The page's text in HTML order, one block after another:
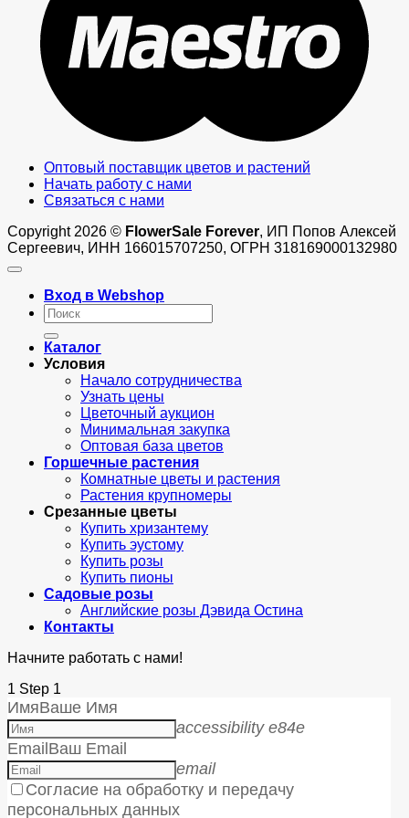
Оптовый поставщик цветов и растений
Начать работу с нами
Связаться с нами
Copyright 2026 © FlowerSale Forever, ИП Попов Алексей
Сергеевич, ИНН 166015707250, ОГРН 318169000132980
Вход в Webshop
Искать:
Каталог
Условия
Начало сотрудничества
Узнать цены
Цветочный аукцион
Минимальная закупка
Оптовая база цветов
Горшечные растения
Комнатные цветы и растения
Растения крупномеры
Срезанные цветы
Купить хризантему
Купить эустому
Купить розы
Купить пионы
Садовые розы
Английские розы Дэвида Остина
Контакты
Начните работать с нами!
1 Step 1
ИмяВаше Имя
accessibility e84e
EmailВаш Email
email
Согласие на обработку и передачу
персональных данных